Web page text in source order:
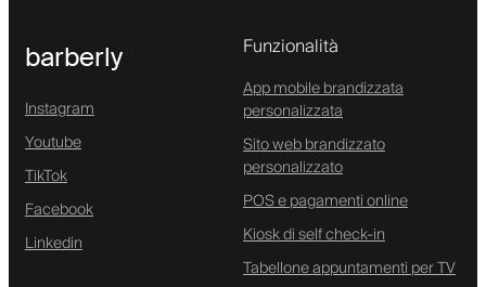
barberly
Instagram
Youtube
TikTok
Facebook
Linkedin
Funzionalità
App mobile brandizzata
personalizzata
Sito web brandizzato
personalizzato
POS e pagamenti online
Kiosk di self check-in
Tabellone appuntamenti per TV